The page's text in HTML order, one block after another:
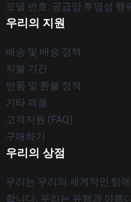
모델 번호: 공급망 투명성 행
우리의 지원
배송 및 배송 정책
지불 기간
반품 및 환불 정책
기타 제품
고객지원 (FAQ)
구매하기
우리의 상점
우리는 우리의 세계적인 팀
합니다. 우리는 유행과 아름